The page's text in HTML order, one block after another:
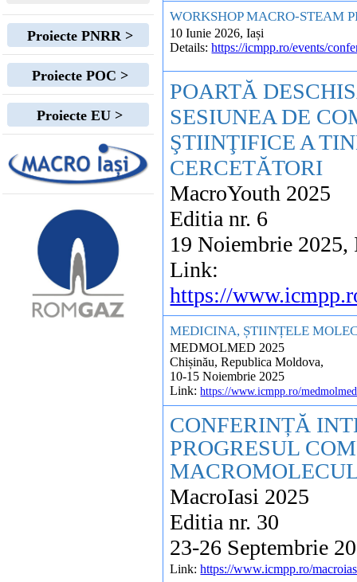
Proiecte PNRR >
Proiecte POC >
Proiecte EU >
WORKSHOP MACRO-STEAM
10 Iunie 2026, Iași
Details:https://icmpp.ro/events/
POARTĂ
SESIUNEA DE
ŞTIINŢIFICE A
CERCETĂTORI
MacroYouth 2025
Editia nr. 6
19 Noiembrie 2025,
Link:
https://
MEDICINA, ȘTIINȚELE
MEDMOLMED 2025
Chișinău, Republica Moldova,
10-15 Noiembrie 2025
Link:https://www.icmpp.ro/
CONFERINȚĂ
PROGRESUL
MacroIasi 2025
Editia nr. 30
23-26 Septembrie
Link:https://www.icmpp.ro/